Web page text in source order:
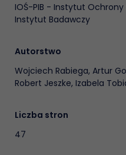
IOŚ-PIB - Instytut
Instytut Badawczy
Autorstwo
Wojciech Rabiega, Artur
Robert Jeszke, Izabela
Liczba stron
47